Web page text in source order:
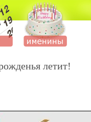
летит!